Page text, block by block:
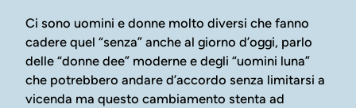
Ci sono uomini e donne molto diversi che fanno
cadere quel “senza” anche al giorno d’oggi, parlo
delle “donne dee” moderne e degli “uomini luna”
che potrebbero andare d’accordo senza limitarsi a
vicenda ma questo cambiamento stenta ad